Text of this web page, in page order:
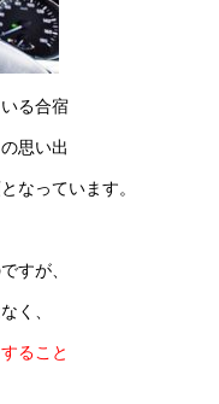
る合宿
思い出
なっています。
すが、
く、
ること